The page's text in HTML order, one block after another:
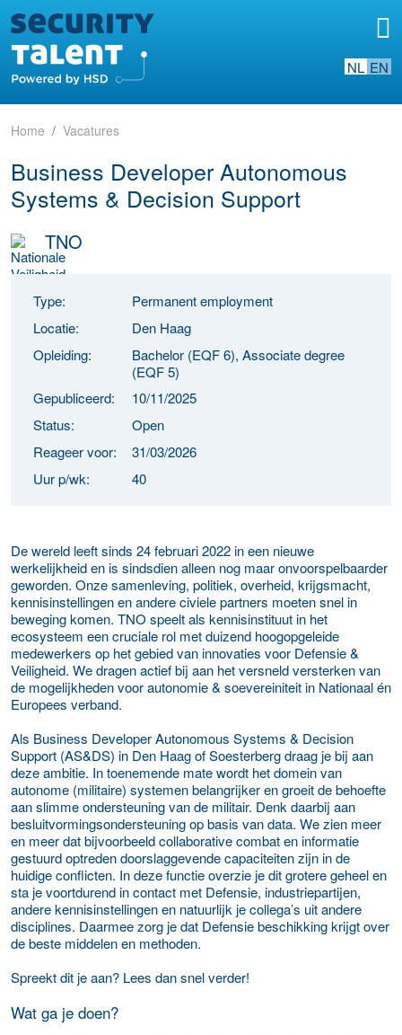
NL EN
Home Vacatures
Business Developer Autonomous
Systems & Decision Support
TNO
Type:
Permanent employment
Locatie:
Den Haag
Opleiding:
Bachelor (EQF 6), Associate degree
(EQF 5)
Gepubliceerd:
10/11/2025
Status:
Open
Reageer voor:
31/03/2026
Uur p/wk:
40
De wereld leeft sinds 24 februari 2022 in een nieuwe
werkelijkheid en is sindsdien alleen nog maar onvoorspelbaarder
geworden. Onze samenleving, politiek, overheid, krijgsmacht,
kennisinstellingen en andere civiele partners moeten snel in
beweging komen. TNO speelt als kennisinstituut in het
ecosysteem een cruciale rol met duizend hoogopgeleide
medewerkers op het gebied van innovaties voor Defensie &
Veiligheid. We dragen actief bij aan het versneld versterken van
de mogelijkheden voor autonomie & soevereiniteit in Nationaal én
Europees verband.
Als Business Developer Autonomous Systems & Decision
Support (AS&DS) in Den Haag of Soesterberg draag je bij aan
deze ambitie. In toenemende mate wordt het domein van
autonome (militaire) systemen belangrijker en groeit de behoefte
aan slimme ondersteuning van de militair. Denk daarbij aan
besluitvormingsondersteuning op basis van data. We zien meer
en meer dat bijvoorbeeld collaborative combat en informatie
gestuurd optreden doorslaggevende capaciteiten zijn in de
huidige conflicten. In deze functie overzie je dit grotere geheel en
sta je voortdurend in contact met Defensie, industriepartijen,
andere kennisinstellingen en natuurlijk je collega’s uit andere
disciplines. Daarmee zorg je dat Defensie beschikking krijgt over
de beste middelen en methoden.
Spreekt dit je aan? Lees dan snel verder!
Wat ga je doen?